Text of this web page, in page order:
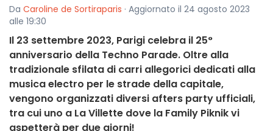
Da Caroline de Sortiraparis · Aggiornato il 24 agosto 2023
alle 19:30
Il 23 settembre 2023, Parigi celebra il 25°
anniversario della Techno Parade. Oltre alla
tradizionale sfilata di carri allegorici dedicati alla
musica electro per le strade della capitale,
vengono organizzati diversi afters party ufficiali,
tra cui uno a La Villette dove la Family Piknik vi
aspetterà per due giorni!